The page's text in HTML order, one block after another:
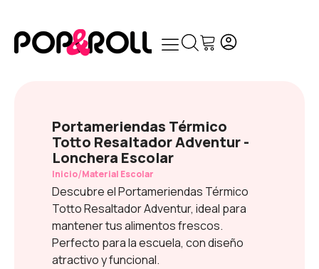
Portameriendas Térmico
Totto Resaltador Adventur -
Lonchera Escolar
Inicio/Material Escolar
Descubre el Portameriendas Térmico
Totto Resaltador Adventur, ideal para
mantener tus alimentos frescos.
Perfecto para la escuela, con diseño
atractivo y funcional.